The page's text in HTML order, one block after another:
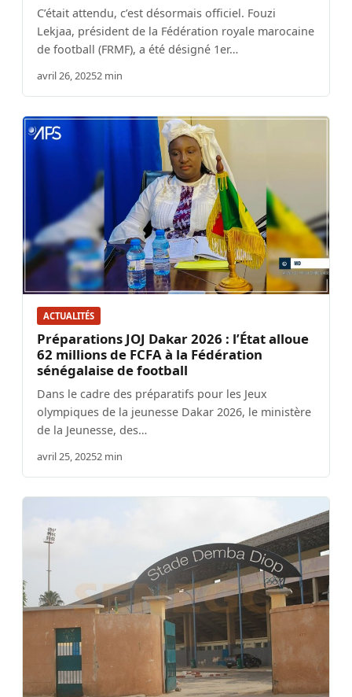
C’était attendu, c’est désormais officiel. Fouzi
Lekjaa, président de la Fédération royale marocaine
de football (FRMF), a été désigné 1er…
avril 26, 20252 min
ACTUALITÉS
Préparations JOJ Dakar 2026 : l’État alloue
62 millions de FCFA à la Fédération
sénégalaise de football
Dans le cadre des préparatifs pour les Jeux
olympiques de la jeunesse Dakar 2026, le ministère
de la Jeunesse, des…
avril 25, 20252 min